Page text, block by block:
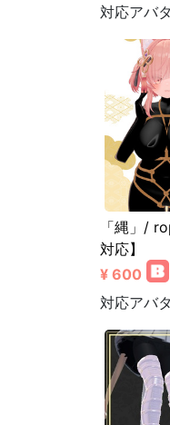
対応アバ
「縄」/
対応】
¥ 600
対応アバ